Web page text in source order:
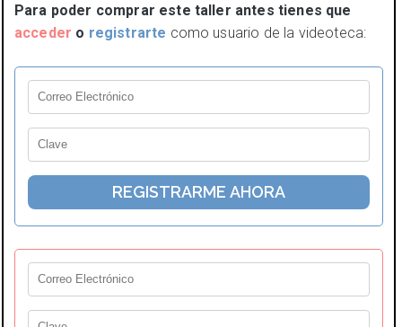
Para poder comprar este taller antes tienes que
acceder o registrarte como usuario de la videoteca: